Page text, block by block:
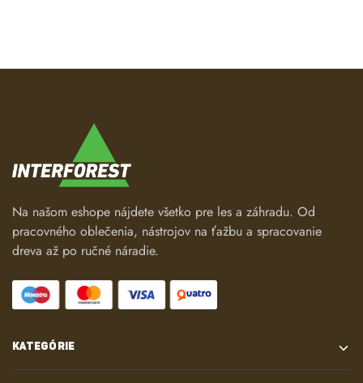
Na našom eshope nájdete všetko pre les a záhradu. Od
pracovného oblečenia, nástrojov na ťažbu a spracovanie
dreva až po ručné náradie.
KATEGÓRIE